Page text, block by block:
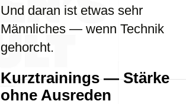
Und daran ist etwas sehr
Männliches — wenn Technik
gehorcht.
Kurztrainings — Stärke
ohne Ausreden